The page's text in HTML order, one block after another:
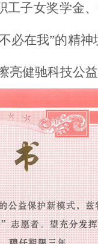
工子女奖学金
必在我”的精
健驰科技公益